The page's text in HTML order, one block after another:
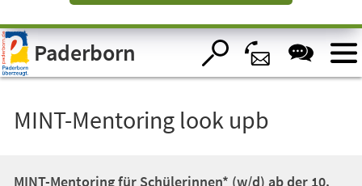
Visuelle
Assistenzsoftware
öffnen.Paderborn
MINT-Mentoring look upb
MINT-Mentoring für Schülerinnen* (w/d) ab der 10.